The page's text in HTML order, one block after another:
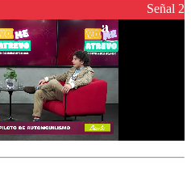
Señal 2